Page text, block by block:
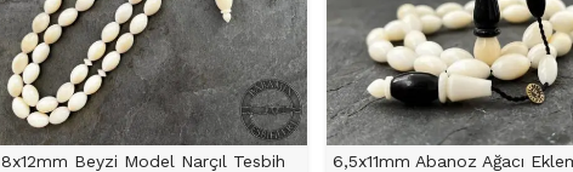
8x12mm Beyzi Model Narçıl Tesbih